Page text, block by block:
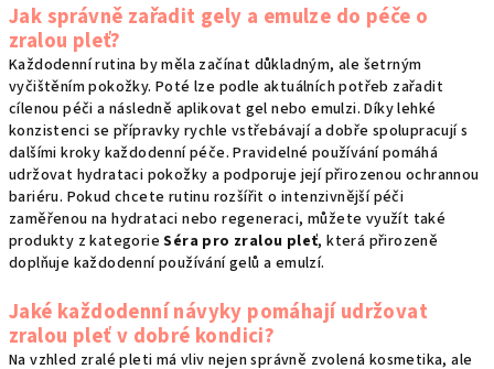
Jak správně zařadit gely a emulze do péče o
zralou pleť?
Každodenní rutina by měla začínat důkladným, ale šetrným
vyčištěním pokožky. Poté lze podle aktuálních potřeb zařadit
cílenou péči a následně aplikovat gel nebo emulzi. Díky lehké
konzistenci se přípravky rychle vstřebávají a dobře spolupracují s
dalšími kroky každodenní péče. Pravidelné používání pomáhá
udržovat hydrataci pokožky a podporuje její přirozenou ochrannou
bariéru. Pokud chcete rutinu rozšířit o intenzivnější péči
zaměřenou na hydrataci nebo regeneraci, můžete využít také
produkty z kategorieSéra pro zralou pleť, která přirozeně
doplňuje každodenní používání gelů a emulzí.
Jaké každodenní návyky pomáhají udržovat
zralou pleť v dobré kondici?
Na vzhled zralé pleti má vliv nejen správně zvolená kosmetika, ale